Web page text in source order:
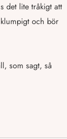
det lite tråkigt att
och bör
som sagt, så